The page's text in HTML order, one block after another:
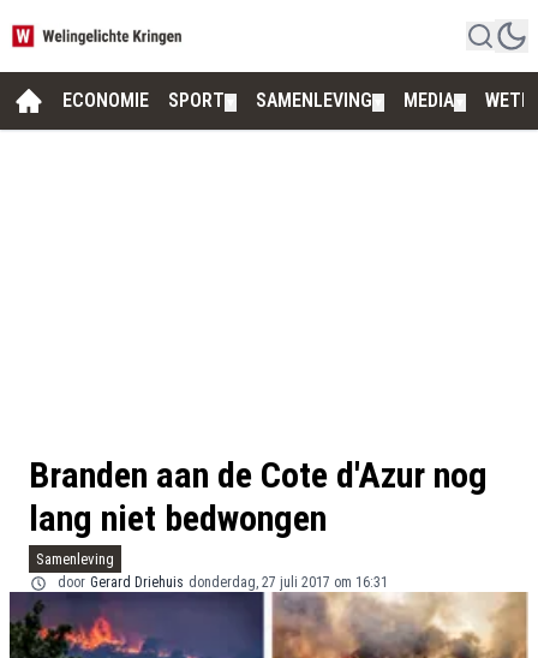
ECONOMIE SPORT SAMENLEVING MEDIA
Branden aan de Cote d'Azur nog
lang niet bedwongen
Samenleving
door Gerard Driehuis donderdag, 27 juli 2017 om 16:31